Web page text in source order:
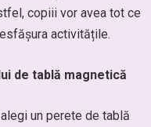
copiii vor avea tot ce
activitățile.
de tablă magnetică
un perete de tablă